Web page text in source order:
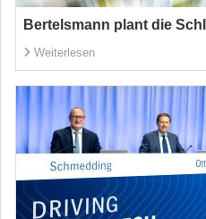
Bertelsmann plant die
Weiterlesen